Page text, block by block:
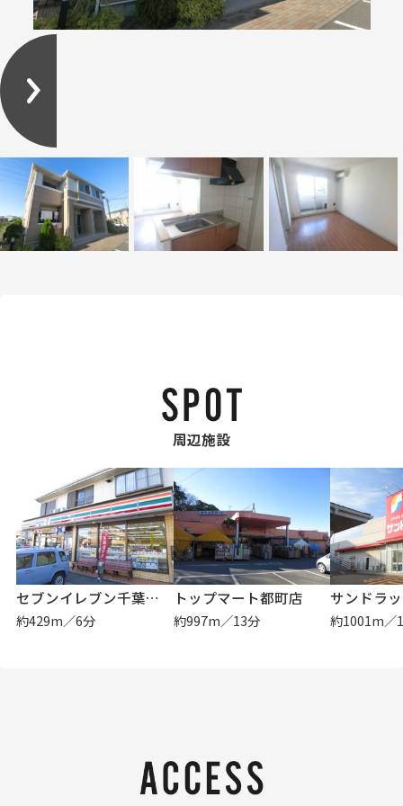
周辺施設
セブンイレブン千葉都町1丁目店
約429m／6分
トップマート都町店
約997m／13分
サンドラ
約1001m／